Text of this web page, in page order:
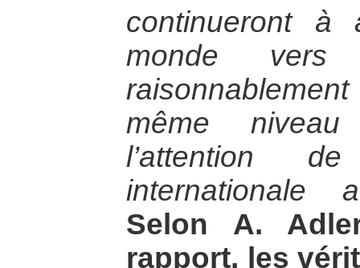
continueront à
monde
même niveau
l’attention
internationale
Selon A.
rapport, les